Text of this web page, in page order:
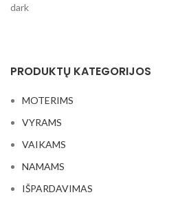
PRODUKTŲ KATEGORIJOS
MOTERIMS
VYRAMS
VAIKAMS
NAMAMS
IŠPARDAVIMAS